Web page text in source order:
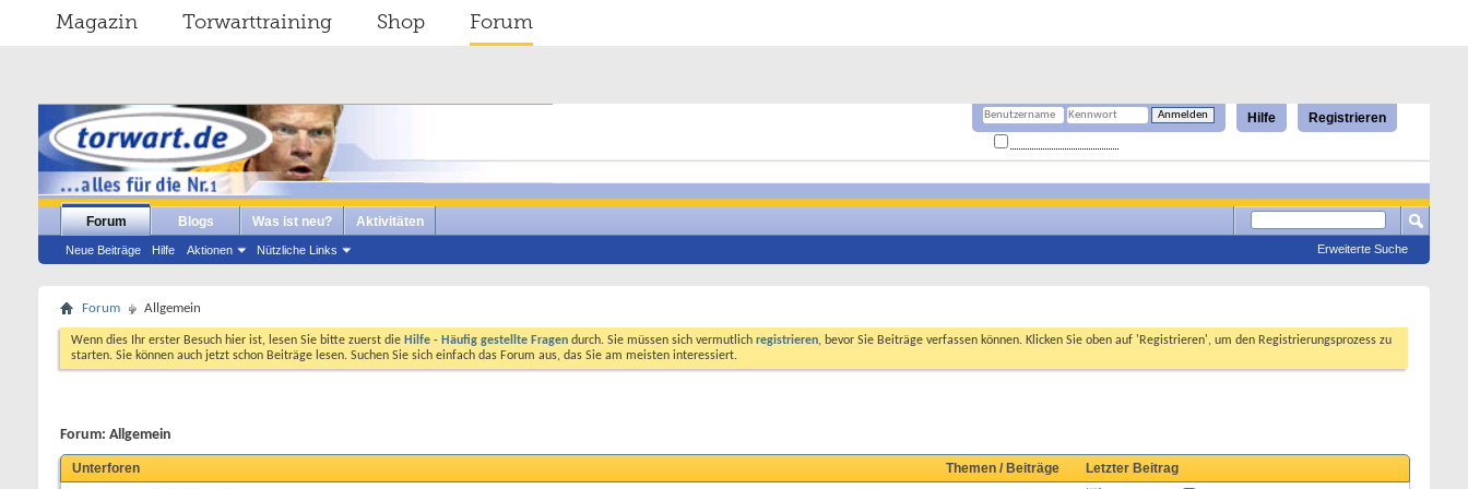
Magazin Torwarttraining Shop Forum
Registrieren
Hilfe
Forum
Neue Beiträge Hilfe Aktionen Nützliche Links
Blogs Was ist neu? Aktivitäten
Erweiterte Suche
Forum Allgemein
Wenn dies Ihr erster Besuch hier ist, lesen Sie bitte zuerst die Hilfe - Häufig gestellte Fragen durch. Sie müssen sich vermutlich registrieren, bevor Sie Beiträge verfassen können. Klicken Sie oben auf 'Registrieren', um den Registrierungsprozess zu
starten. Sie können auch jetzt schon Beiträge lesen. Suchen Sie sich einfach das Forum aus, das Sie am meisten interessiert.
Forum: Allgemein
Unterforen Themen / Beiträge Letzter Beitrag